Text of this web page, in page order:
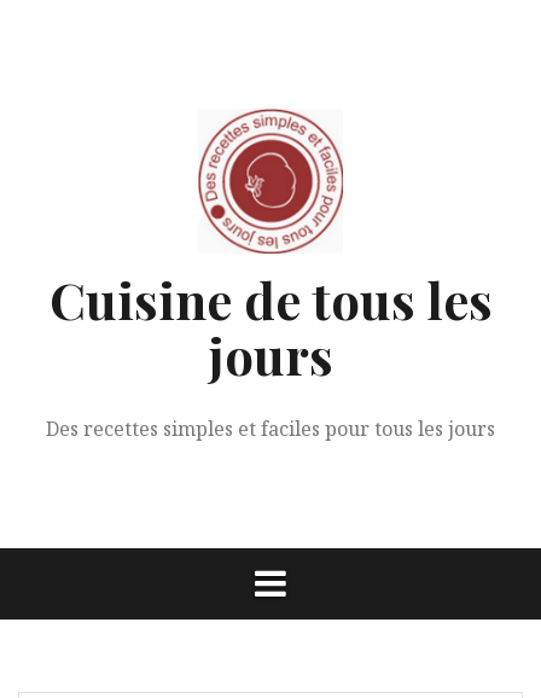
Cuisine de tous les
jours
Des recettes simples et faciles pour tous les jours